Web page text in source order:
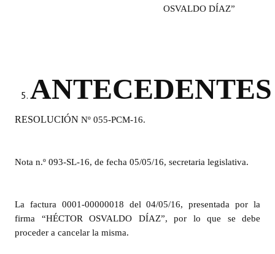
Ejecución Presupuestaria
Actas de Audiencias Públicas
Comunicaciones
Resoluciones
OSVALDO DÍAZ”
ANTECEDENTES
RESOLUCIÓN Nº 055-PCM-16.
Nota n.º 093-SL-16, de fecha 05/05/16, secretaria legislativa.
La factura 0001-00000018 del 04/05/16, presentada por la
firma “HÉCTOR OSVALDO DÍAZ”, por lo que se debe
proceder a cancelar la misma.